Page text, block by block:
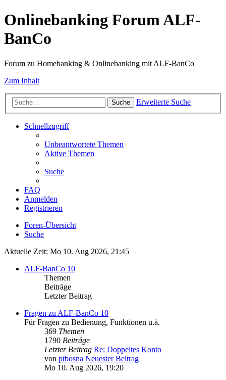
Onlinebanking Forum ALF-
BanCo
Forum zu Homebanking & Onlinebanking mit ALF-BanCo
Zum Inhalt
Suche Erweiterte Suche
Schnellzugriff
Unbeantwortete Themen
Aktive Themen
Suche
FAQ
Anmelden
Registrieren
Foren-Übersicht
Suche
Aktuelle Zeit: Mo 10. Aug 2026, 21:45
ALF-BanCo 10
Themen
Beiträge
Letzter Beitrag
Fragen zu ALF-BanCo 10
Für Fragen zu Bedienung, Funktionen u.ä.
369 Themen
1790 Beiträge
Letzter Beitrag Re: Doppeltes Konto
von ptbosna Neuester Beitrag
Mo 10. Aug 2026, 19:20